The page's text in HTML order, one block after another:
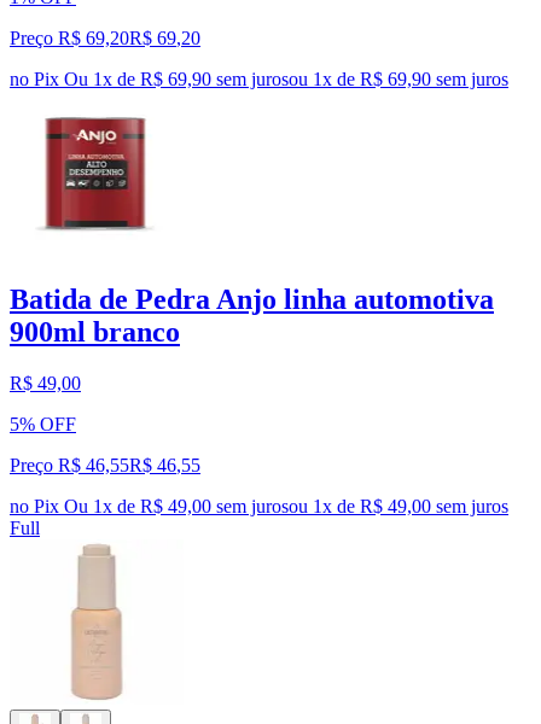
Preço R$ 69,20R$ 69,20
no Pix Ou 1x de R$ 69,90 sem jurosou 1x de R$ 69,90 sem juros
Batida de Pedra Anjo linha automotiva
900ml branco
R$ 49,00
5% OFF
Preço R$ 46,55R$ 46,55
no Pix Ou 1x de R$ 49,00 sem jurosou 1x de R$ 49,00 sem juros
Full